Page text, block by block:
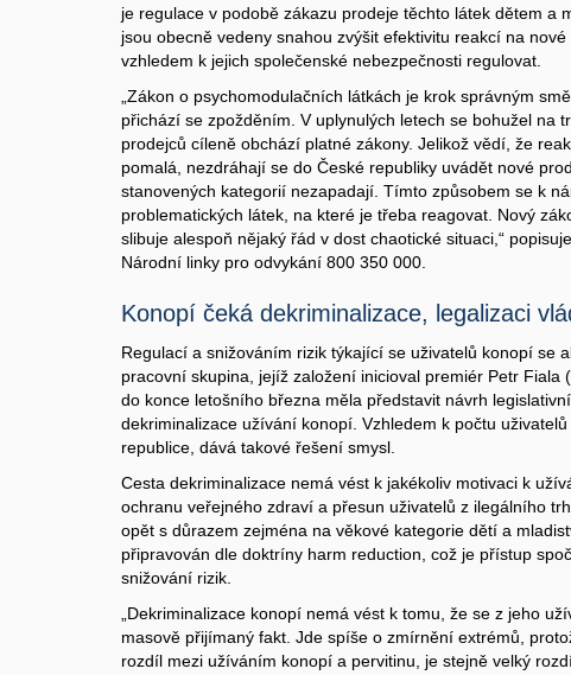
je regulace v podobě zákazu prodeje těchto látek dětem a
jsou obecně vedeny snahou zvýšit efektivitu reakcí na
vzhledem k jejich společenské nebezpečnosti regulovat.
„Zákon o psychomodulačních látkách je krok správným
přichází se zpožděním. V uplynulých letech se bohužel na
prodejců cíleně obchází platné zákony. Jelikož vědí, že
pomalá, nezdráhají se do České republiky uvádět nové
stanovených kategorií nezapadají. Tímto způsobem se k
problematických látek, na které je třeba reagovat. Nový
slibuje alespoň nějaký řád v dost chaotické situaci,“
Národní linky pro odvykání 800 350 000.
Konopí čeká dekriminalizace, legalizaci
Regulací a snižováním rizik týkající se uživatelů konopí se
pracovní skupina, jejíž založení inicioval premiér Petr Fiala
do konce letošního března měla představit návrh
dekriminalizace užívání konopí. Vzhledem k počtu
republice, dává takové řešení smysl.
Cesta dekriminalizace nemá vést k jakékoliv motivaci k
ochranu veřejného zdraví a přesun uživatelů z ilegálního
opět s důrazem zejména na věkové kategorie dětí a
připravován dle doktríny harm reduction, což je přístup
snižování rizik.
„Dekriminalizace konopí nemá vést k tomu, že se z jeho
masově přijímaný fakt. Jde spíše o zmírnění extrémů,
rozdíl mezi užíváním konopí a pervitinu, je stejně velký